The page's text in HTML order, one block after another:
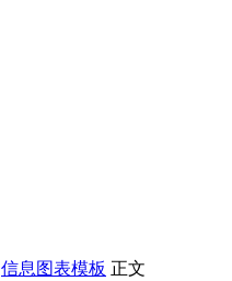
信息图表模板 正文